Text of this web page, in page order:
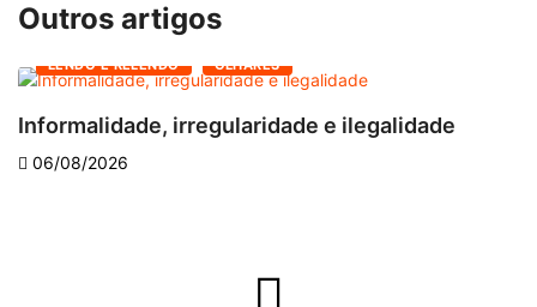
Outros artigos
LENDO E RELENDO OLHARES
Informalidade, irregularidade e ilegalidade
06/08/2026